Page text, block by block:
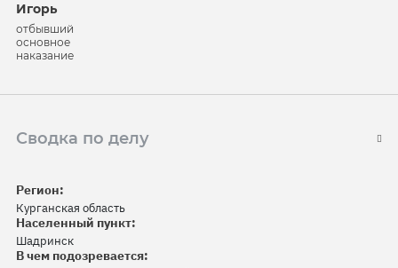
Игорь
отбывший
основное
наказание
Сводка по делу
Регион:
Курганская область
Населенный пункт:
Шадринск
В чем подозревается: